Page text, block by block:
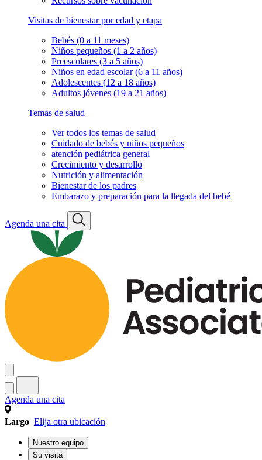
Visitas de bienestar por edad y etapa
Bebés (0 a 11 meses)
Niños pequeños (1 a 2 años)
Preescolares (3 a 5 años)
Niños en edad escolar (6 a 11 años)
Adolescentes (12 a 18 años)
Adultos jóvenes (19 a 21 años)
Temas de salud
Ver todos los temas de salud
Cuidado de bebés y niños pequeños
atención pediátrica general
Crecimiento y desarrollo
Nutrición y alimentación
Bienestar de los padres
Embarazo y preparación para la llegada del bebé
Agenda una cita
Agenda una cita
Largo Elija otra ubicación
Nuestro equipo
Su visita